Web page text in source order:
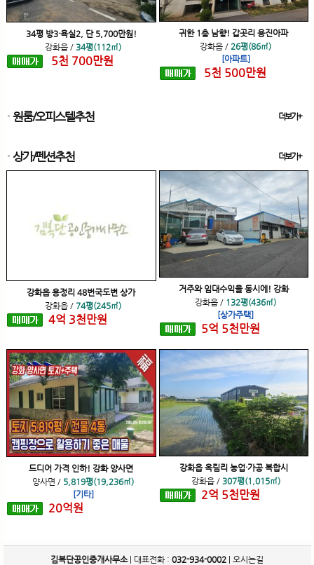
34평 방3·욕실2, 단 5,700만원!
강화읍 / 34평(112㎡)
5천 700만원
귀한 1층 남향! 갑곳리 용진아파
강화읍 / 26평(86㎡)
[아파트]
5천 500만원
원룸/오피스텔추천 더보기+
상가/펜션추천 더보기+
강화읍 용정리 48번국도변 상가
강화읍 / 74평(245㎡)
4억 3천만원
거주와 임대수익을 동시에! 강화
강화읍 / 132평(436㎡)
[상가주택]
5억 5천만원
드디어 가격 인하! 강화 양사면
양사면 / 5,819평(19,236㎡)
[기타]
20억원
강화읍 옥림리 농업·가공 복합시
강화읍/ 307평(1,015㎡)
2억 5천만원
김복단공인중개사무소| 대표전화 : 032-934-0002 오시는길